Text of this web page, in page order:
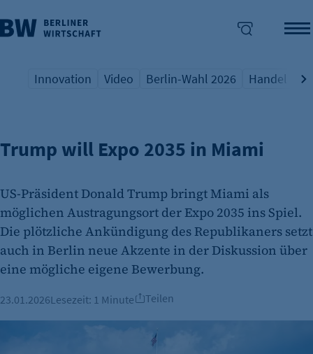
überspringen
Übersicht Schlagwort
Innovation
Übersicht Schlagwort
Video
Übersicht Schlagwort
Berlin-Wahl 2026
Übersicht
Handel
EXPO 2035
Trump will Expo 2035 in Miami
US-Präsident Donald Trump bringt Miami als
möglichen Austragungsort der Expo 2035 ins Spiel.
Die plötzliche Ankündigung des Republikaners setzt
auch in Berlin neue Akzente in der Diskussion über
eine mögliche eigene Bewerbung.
23.01.2026Lesezeit: 1 Minute Teilen